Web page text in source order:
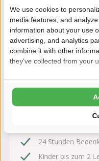
Jetzt buchen!
Nach der Buchung
zu ändern oder zu
Deshalb buchen
24 Stunden
Kinder bis zum 2
We use cookies to
media features, and
information about your use
advertising, and analytics
combine it with other
they've collected from your